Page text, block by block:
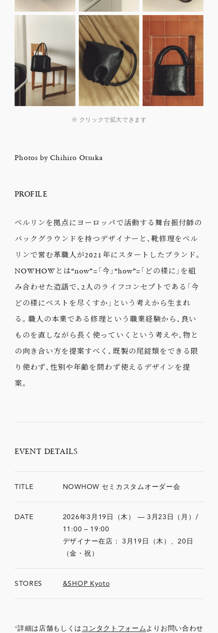
※ クリックで拡大できます
Photos by Chihiro Otsuka
PROFILE
ベルリンを拠点にヨーロッパで活動する舞台振付師の
バックグラウンドを持つデザイナーと、靴修理をベル
リンで営む革職人が2021年にスタートしたブランド。
NOWHOWとは“now”=「今」“how”=「どの様に」を組
み合わせた造語で、2人のライフコンセプトである「今
どの様にベストを尽くすか」という考えから生まれ
る。職人の本業である修理という職業経験から、良い
ものを直しながら長く使っていくという考えや、物と
の向き合い方を提案すべく、既製の尾錠類をできる限
り使わず、性別や年齢を問わず使えるデザインを提
案。
EVENT DETAILS
TITLE NOWHOW セミカスタムオーダー会
DATE
2026年3月19日（木） — 3月23日（月）/
11:00 – 19:00
デザイナー在店： 3月19日（木）、20日
（金・祝）
STORES &SHOP Kyoto
詳細は店舗もしくは コンタクトフォームよりお問い合わせ